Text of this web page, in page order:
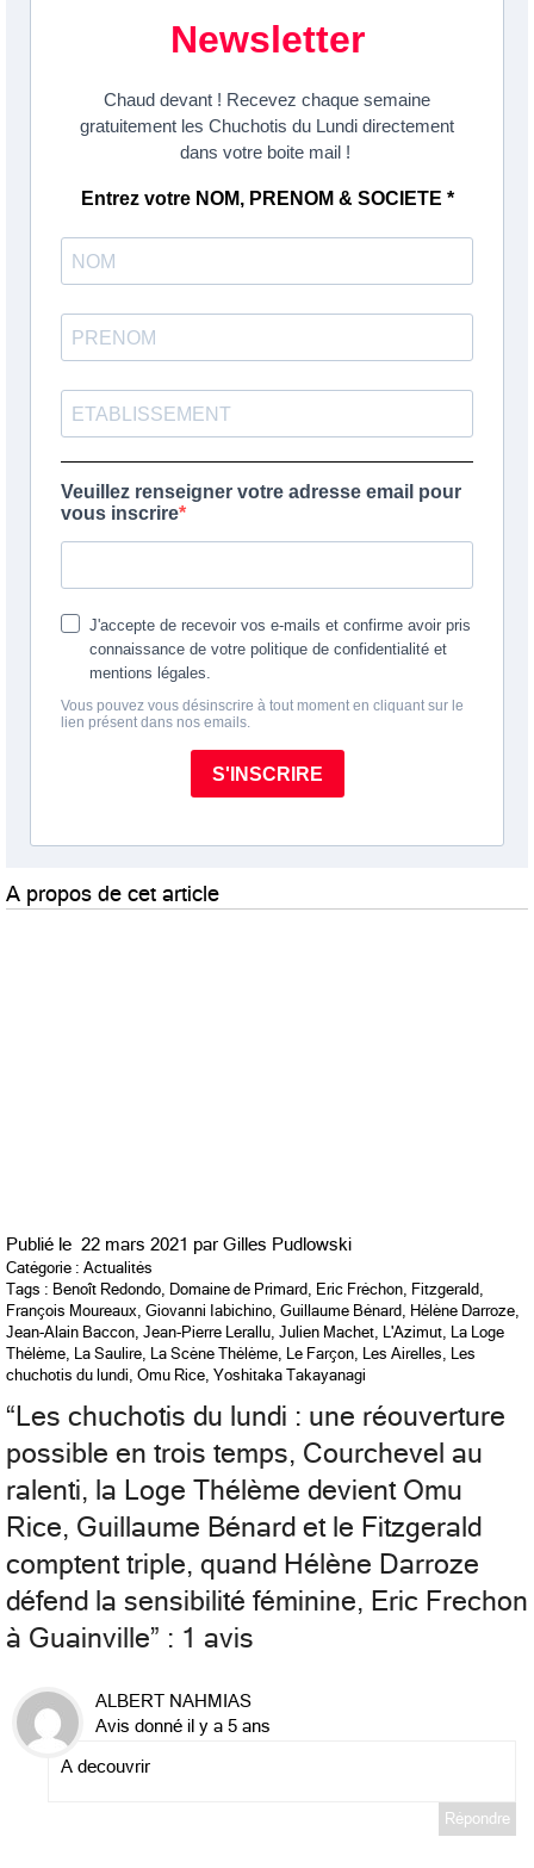
A propos de cet article
Publié le 22 mars 2021 par Gilles Pudlowski
Catégorie : Actualités
Tags : Benoît Redondo Domaine de Primard Eric Fréchon Fitzgerald
François Moureaux Giovanni Iabichino Guillaume Bénard Hélène Darroze
Jean-Alain Baccon Jean-Pierre Lerallu Julien Machet L'Azimut La Loge
Thélème La Saulire La Scène Thélème Le Farçon Les Airelles Les
chuchotis du lundi Omu Rice Yoshitaka Takayanagi
“ Les chuchotis du lundi : une réouverture
possible en trois temps, Courchevel au
ralenti, la Loge Thélème devient Omu
Rice, Guillaume Bénard et le Fitzgerald
comptent triple, quand Hélène Darroze
défend la sensibilité féminine, Eric Frechon
à Guainville” : 1 avis
ALBERT NAHMIAS
Avis donné il y a 5 ans
A decouvrir
Répondre